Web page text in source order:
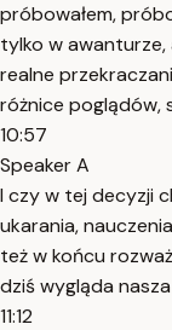
próbowałem,
tylko w awanturze,
realne
różnice poglądów,
10:57
Speaker A
I czy w tej decyzji
ukarania,
też w końcu
dziś wygląda
11:12